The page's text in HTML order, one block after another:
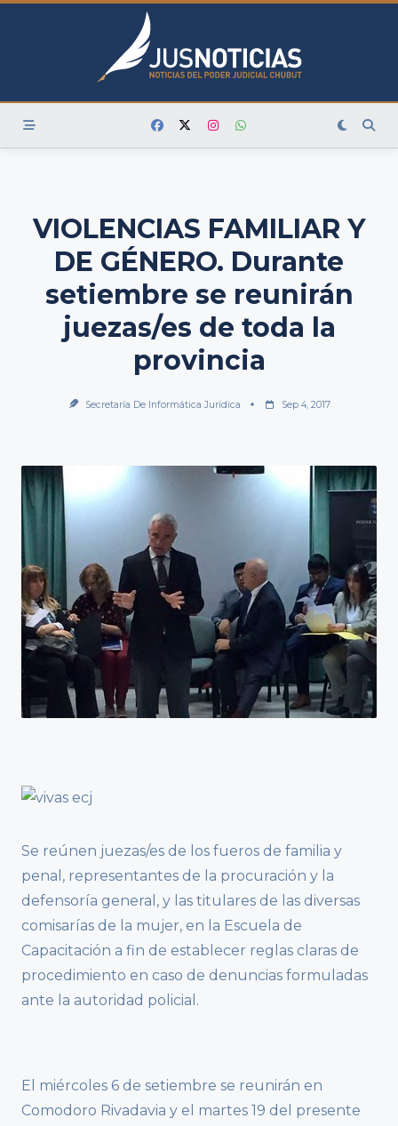
Skip
VIOLENCIAS FAMILIAR Y
DE GÉNERO. Durante
setiembre se reunirán
juezas/es de toda la
provincia
Secretaría De Informática Jurídica Sep 4, 2017
Se reúnen juezas/es de los fueros de familia y
penal, representantes de la procuración y la
defensoría general, y las titulares de las diversas
comisarías de la mujer, en la Escuela de
Capacitación a fin de establecer reglas claras de
procedimiento en caso de denuncias formuladas
ante la autoridad policial.
El miércoles 6 de setiembre se reunirán en
Comodoro Rivadavia y el martes 19 del presente